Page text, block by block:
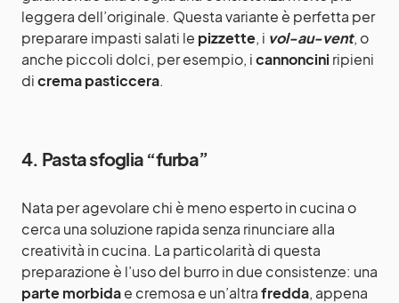
leggera dell’originale. Questa variante è perfetta per
preparare impasti salati le pizzette, i vol-au-vent, o
anche piccoli dolci, per esempio, icannoncini ripieni
dicrema pasticcera.
4. Pasta sfoglia “furba”
Nata per agevolare chi è meno esperto in cucina o
cerca una soluzione rapida senza rinunciare alla
creatività in cucina. La particolarità di questa
preparazione è l’uso del burro in due consistenze: una
parte morbidae cremosa e un’altrafredda, appena